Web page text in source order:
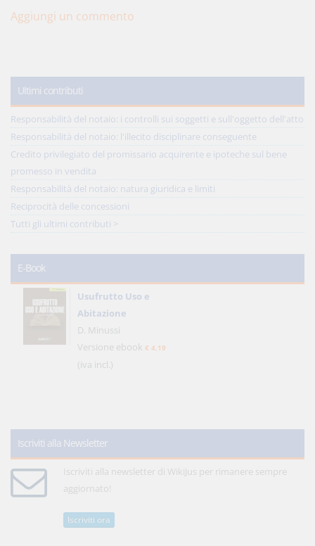
Aggiungi un commento
Ultimi contributi
Responsabilità del notaio: i controlli sui soggetti e sull'oggetto dell'atto
Responsabilità del notaio: l'illecito disciplinare conseguente
Credito privilegiato del promissario acquirente e ipoteche sul bene
promesso in vendita
Responsabilità del notaio: natura giuridica e limiti
Reciprocità delle concessioni
Tutti gli ultimi contributi >
E-Book
Usufrutto Uso e
Abitazione
D. Minussi
Versione ebook € 4,19
(iva incl.)
Iscriviti alla Newsletter
Iscriviti alla newsletter di WikiJus per rimanere sempre
aggiornato!
Iscriviti ora